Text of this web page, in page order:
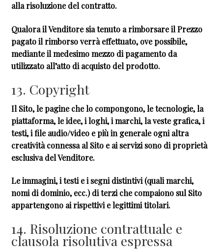
alla risoluzione del contratto.
Qualora il Venditore sia tenuto a rimborsare il Prezzo
pagato il rimborso verrà effettuato, ove possibile,
mediante il medesimo mezzo di pagamento da
utilizzato all’atto di acquisto del prodotto.
13. Copyright
Il Sito, le pagine che lo compongono, le tecnologie, la
piattaforma, le idee, i loghi, i marchi, la veste grafica, i
testi, i file audio/video e più in generale ogni altra
creatività connessa al Sito e ai servizi sono di proprietà
esclusiva del Venditore.
Le immagini, i testi e i segni distintivi (quali marchi,
nomi di dominio, ecc.) di terzi che compaiono sul Sito
appartengono ai rispettivi e legittimi titolari.
14. Risoluzione contrattuale e
clausola risolutiva espressa